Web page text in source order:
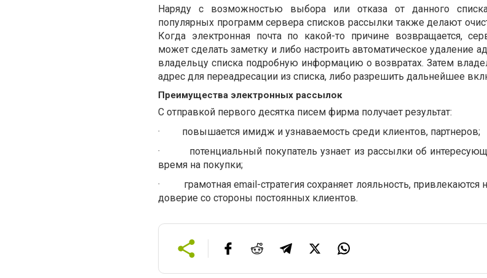
Наряду с возможностью выбора или отказа от данного
популярных программ сервера списков рассылки также делают
Когда электронная почта по какой-то причине возвращается,
может сделать заметку и либо настроить автоматическое удаление
владельцу списка подробную информацию о возвратах. Затем
адрес для переадресации из списка, либо разрешить дальнейшее
Преимущества электронных рассылок
С отправкой первого десятка писем фирма получает результат:
· повышается имидж и узнаваемость среди клиентов, партнеров;
· потенциальный покупатель узнает из рассылки об
время на покупки;
· грамотная email-стратегия сохраняет лояльность, привлекаются
доверие со стороны постоянных клиентов.